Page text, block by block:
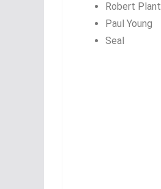
Robert Plant
Paul Young
Seal